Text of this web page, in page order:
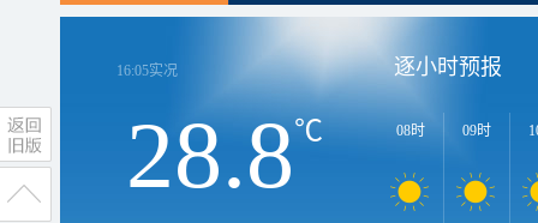
16:05实况
28.8℃
逐小时预报
08时 09时